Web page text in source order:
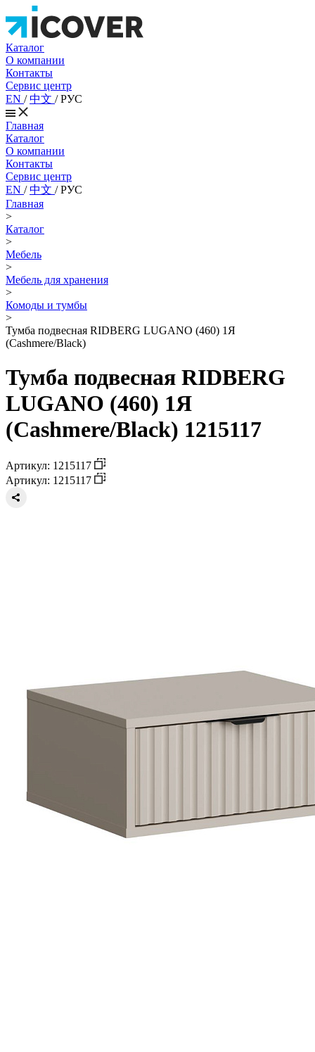
Каталог
О компании
Контакты
Сервис центр
EN /中文 /РУС
Главная
Каталог
О компании
Контакты
Сервис центр
EN /中文 /РУС
Главная
>
Каталог
>
Мебель
>
Мебель для хранения
>
Комоды и тумбы
>
Тумба подвесная RIDBERG LUGANO (460) 1Я
(Cashmere/Black)
Тумба подвесная RIDBERG
LUGANO (460) 1Я
(Cashmere/Black) 1215117
Артикул: 1215117
Артикул: 1215117